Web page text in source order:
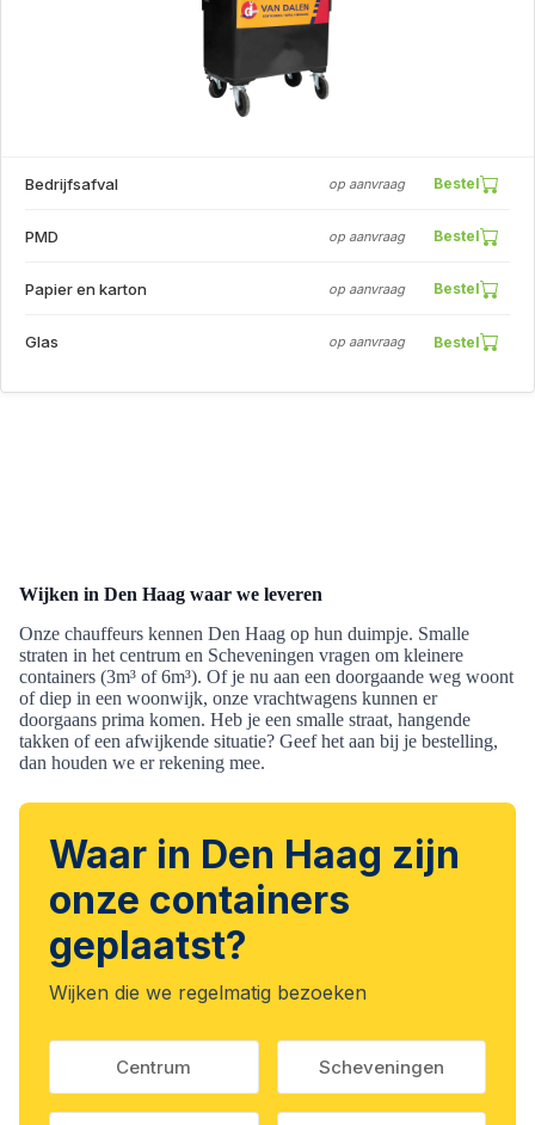
Bedrijfsafval op aanvraag Bestel
PMD op aanvraag Bestel
Papier en karton op aanvraag Bestel
Glas op aanvraag Bestel
Wijken in Den Haag waar we leveren
Onze chauffeurs kennen Den Haag op hun duimpje. Smalle
straten in het centrum en Scheveningen vragen om kleinere
containers (3m³ of 6m³). Of je nu aan een doorgaande weg woont
of diep in een woonwijk, onze vrachtwagens kunnen er
doorgaans prima komen. Heb je een smalle straat, hangende
takken of een afwijkende situatie? Geef het aan bij je bestelling,
dan houden we er rekening mee.
Waar in Den Haag zijn
onze containers
geplaatst?
Wijken die we regelmatig bezoeken
Centrum Scheveningen